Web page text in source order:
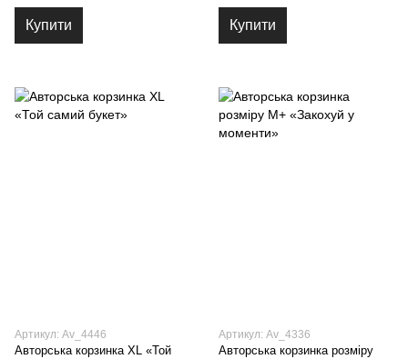
Купити Купити
Артикул: Av_4446
Авторська корзинка XL «Той
Артикул: Av_4336
Авторська корзинка розміру